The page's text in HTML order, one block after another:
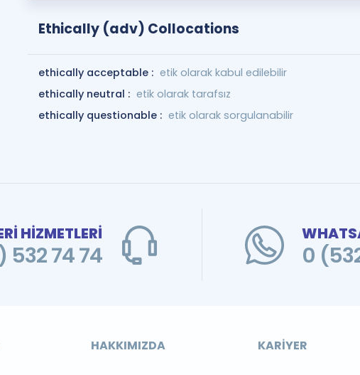
Ethically (adv) Collocations
ethically acceptable : etik olarak kabul edilebilir
ethically neutral : etik olarak tarafsız
ethically questionable : etik olarak sorgulanabilir
HİZMETLERİ
74 74 0
HAKKIMIZDA KARIYER